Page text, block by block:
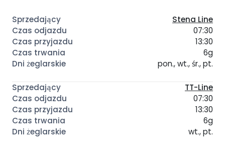
Stena Line
07:30
13:30
6g
pon., wt., śr., pt.
TT-Line
07:30
13:30
6g
wt., pt.